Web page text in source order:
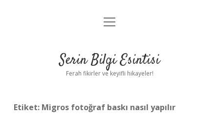
Anasayfa
Yasal Uyarı
menüyü
Serin Bilgi Esintisi
Ferah fikirler ve keyifli hikayeler!
Etiket: Migros fotoğraf baskı nasıl yapılır